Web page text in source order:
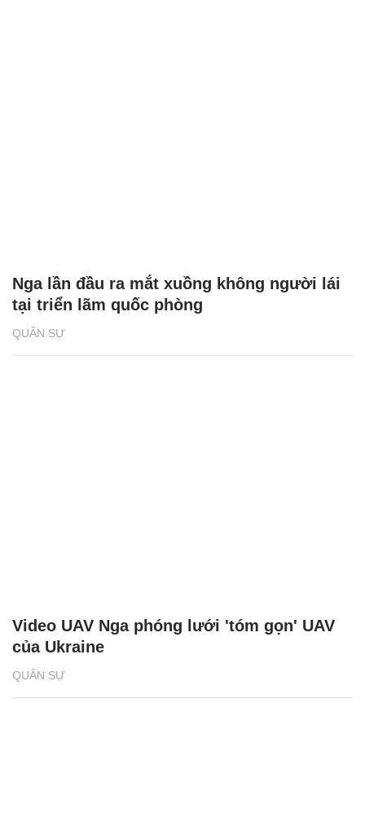
QUÂN SỰ
Nga lần đầu ra mắt xuồng không người lái
tại triển lãm quốc phòng
QUÂN SỰ
Video UAV Nga phóng lưới 'tóm gọn' UAV
của Ukraine